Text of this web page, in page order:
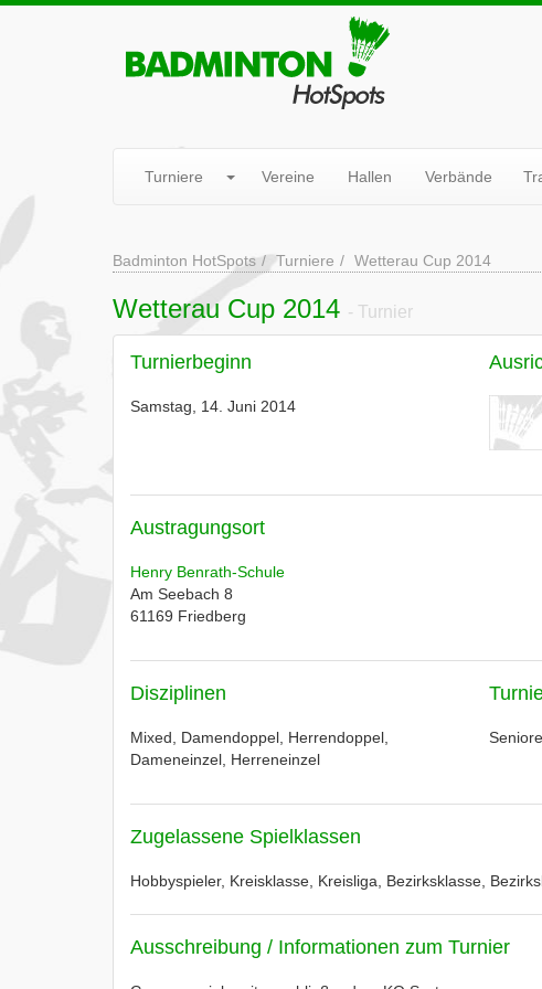
Turniere Vereine Hallen Verbände
Badminton HotSpots Turniere Wetterau Cup 2014
Wetterau Cup 2014 - Turnier
Turnierbeginn
Samstag, 14. Juni 2014
Austragungsort
Henry Benrath-Schule
Am Seebach 8
61169 Friedberg
Disziplinen
Mixed, Damendoppel, Herrendoppel,
Dameneinzel, Herreneinzel
Zugelassene Spielklassen
Hobbyspieler, Kreisklasse, Kreisliga, Bezirksklasse,
Ausschreibung / Informationen zum Turnier